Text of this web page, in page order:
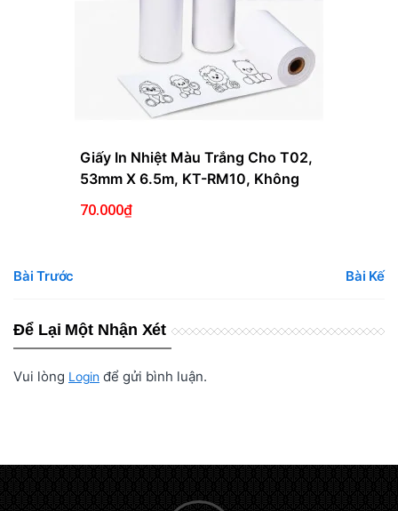
Giấy In Nhiệt Màu Trắng Cho T02,
53mm X 6.5m, KT-RM10, Không
70.000₫
Bài Trước Bài Kế
Để Lại Một Nhận Xét
Vui lòng Loginđể gửi bình luận.